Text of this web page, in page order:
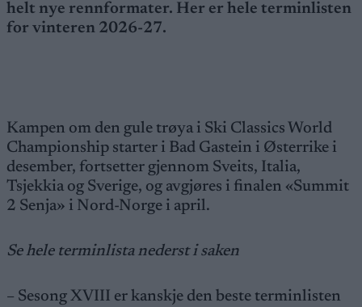
helt nye rennformater. Her er hele terminlisten
for vinteren 2026-27.
Kampen om den gule trøya i Ski Classics World
Championship starter i Bad Gastein i Østerrike i
desember, fortsetter gjennom Sveits, Italia,
Tsjekkia og Sverige, og avgjøres i finalen «Summit
2 Senja» i Nord-Norge i april.
Se hele terminlista nederst i saken
– Sesong XVIII er kanskje den beste terminlisten